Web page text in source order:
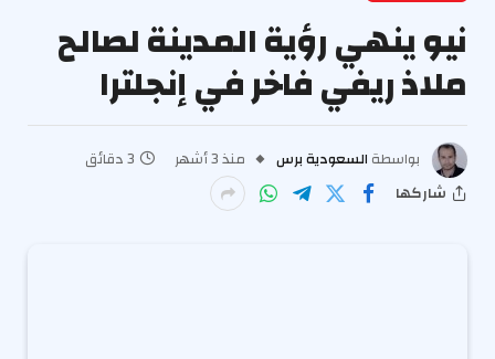
نيو ينهي رؤية المدينة لصالح
ملاذ ريفي فاخر في إنجلترا
بواسطة السعودية برس منذ 3 أشهر
3 دقائق
شاركها